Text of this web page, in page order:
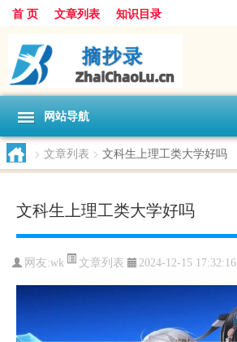
首 页 文章列表 知识目录
网站导航
> 文章列表 > 文科生上理工类大学好吗
文科生上理工类大学好吗
网友:wk 文章列表 2024-12-15 17:32:16